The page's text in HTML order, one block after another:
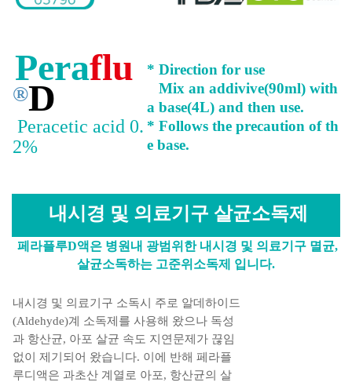
Peraflu
®D
* Direction for use
Mix an addivive(90ml) with
a base(4L) and then use.
* Follows the precaution of th
e base.
Peracetic acid 0.
2%
내시경 및 의료기구 살균소독제
페라플루D액은 병원내 광범위한 내시경 및 의료기구 멸균,
살균소독하는 고준위소독제 입니다.
내시경 및 의료기구 소독시 주로 알데하이드
(Aldehyde)계 소독제를 사용해 왔으나 독성
과 항산균, 아포 살균 속도 지연문제가 끊임
없이 제기되어 왔습니다. 이에 반해 페라플
루디액은 과초산 계열로 아포, 항산균의 살